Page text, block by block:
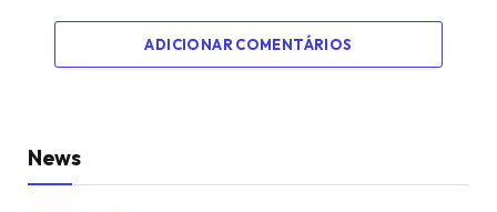
ADICIONAR COMENTÁRIOS
News